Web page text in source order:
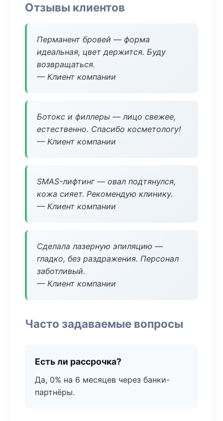
Отзывы клиентов
Перманент бровей — форма
идеальная, цвет держится. Буду
возвращаться.
— Клиент компании
Ботокс и филлеры — лицо свежее,
естественно. Спасибо косметологу!
— Клиент компании
SMAS-лифтинг — овал подтянулся,
кожа сияет. Рекомендую клинику.
— Клиент компании
Сделала лазерную эпиляцию —
гладко, без раздражения. Персонал
заботливый.
— Клиент компании
Часто задаваемые вопросы
Есть ли рассрочка?
Да, 0% на 6 месяцев через банки-
партнёры.